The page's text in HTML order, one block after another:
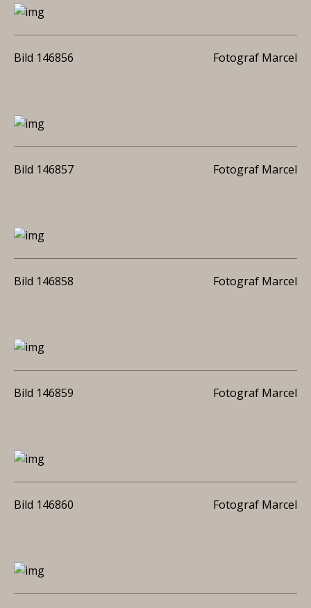
Bild 146856 Fotograf Marcel
Bild 146857 Fotograf Marcel
Bild 146858 Fotograf Marcel
Bild 146859 Fotograf Marcel
Bild 146860 Fotograf Marcel